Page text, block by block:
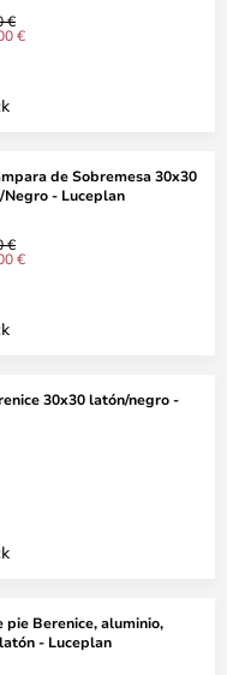
€
€
de Sobremesa 30x30
Negro - Luceplan
€
€
30x30 latón/negro -
pie Berenice, aluminio,
- Luceplan